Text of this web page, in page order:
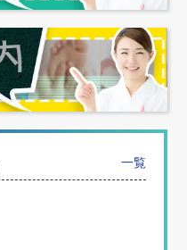
一覧